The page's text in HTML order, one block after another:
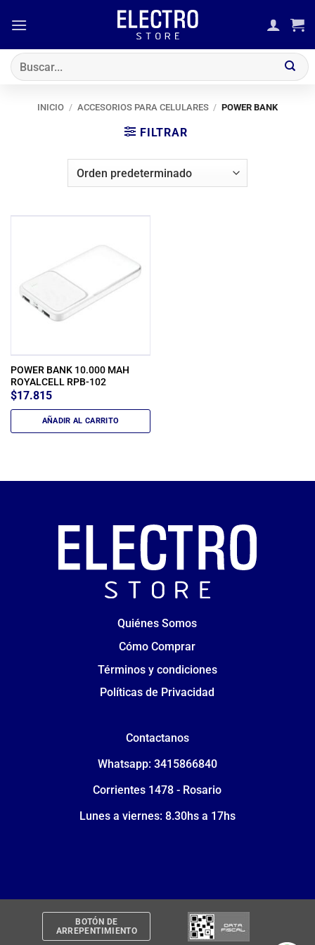
Buscar
por:
INICIO / ACCESORIOS PARA CELULARES / POWER BANK
FILTRAR
POWER BANK 10.000 MAH
ROYALCELL RPB-102
$17.815
AÑADIR AL CARRITO
Quiénes Somos
Cómo Comprar
Términos y condiciones
Políticas de Privacidad
Contactanos
Whatsapp: 3415866840
Corrientes 1478 - Rosario
Lunes a viernes: 8.30hs a 17hs
BOTÓN DE
ARREPENTIMIENTO